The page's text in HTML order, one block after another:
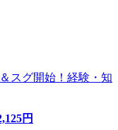
スグ開始！経験・知
円